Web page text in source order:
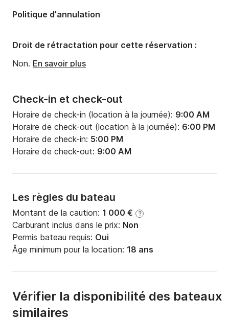
Tirant d'eau:1.9m
Puissance moteur:40cv
Check-in et check-out
Horaire de check-in (location à la journée): 9:00 AM
Horaire de check-out (location à la journée): 6:00 PM
Horaire de check-in: 5:00 PM
Horaire de check-out: 9:00 AM
Les règles du bateau
Montant de la caution: 1 000 € ?
Carburant inclus dans le prix: Non
Permis bateau requis: Oui
Âge minimum pour la location: 18 ans
Politique d'annulation
Droit de rétractation pour cette réservation :
Non. En savoir plus
Vérifier la disponibilité des bateaux
similaires